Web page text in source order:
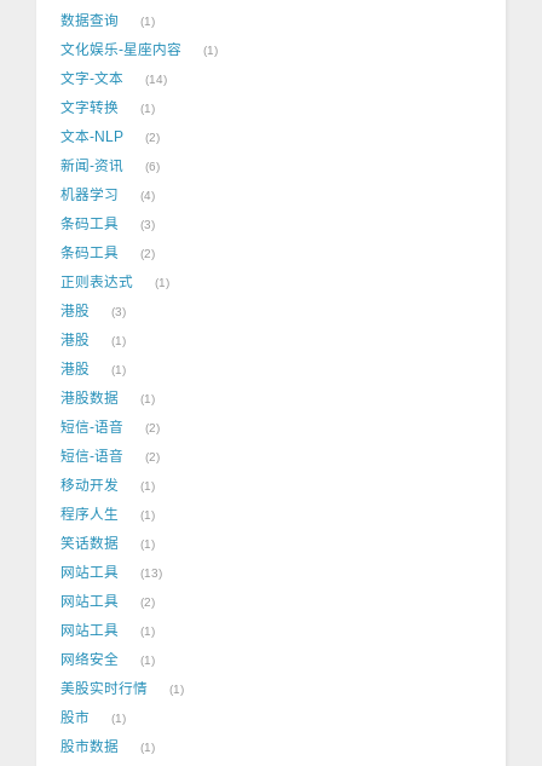
数据查询 1
文化娱乐-星座内容 1
文字-文本 14
文字转换 1
文本-NLP 2
新闻-资讯 6
机器学习 4
条码工具 3
条码工具 2
正则表达式 1
港股 3
港股 1
港股 1
港股数据 1
短信-语音 2
短信-语音 2
移动开发 1
程序人生 1
笑话数据 1
网站工具 13
网站工具 2
网站工具 1
网络安全 1
美股实时行情 1
股市 1
股市数据 1